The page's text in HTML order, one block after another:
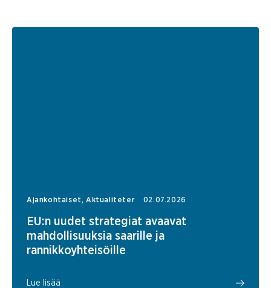
Ajankohtaiset, Aktualiteter 02.07.2026
EU:n uudet strategiat avaavat
mahdollisuuksia saarille ja
rannikkoyhteisöille
Lue lisää